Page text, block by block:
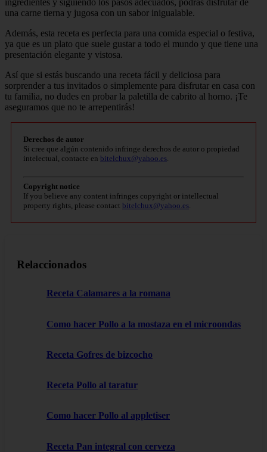
una carne tierna y jugosa con un sabor inigualable.
Además, esta receta es perfecta para una comida especial o festiva,
ya que es un plato que suele gustar a todo el mundo y que tiene una
presentación elegante y vistosa.
Así que si estás buscando una receta fácil y deliciosa para
sorprender a tus invitados o simplemente para disfrutar en casa con
tu familia, no dudes en probar la paletilla de cabrito al horno. ¡Te
aseguramos que no te arrepentirás!
Derechos de autor
Si cree que algún contenido infringe derechos de autor o propiedad
intelectual, contacte en bitelchux@yahoo.es
Copyright notice
If you believe any content infringes copyright or intellectual
property rights, please contact bitelchux@yahoo.es
Relaccionados
Receta Calamares a la romana
Como hacer Pollo a la mostaza en el microondas
Receta Gofres de bizcocho
Receta Pollo al taratur
Como hacer Pollo al appletiser
Receta Pan integral con cerveza